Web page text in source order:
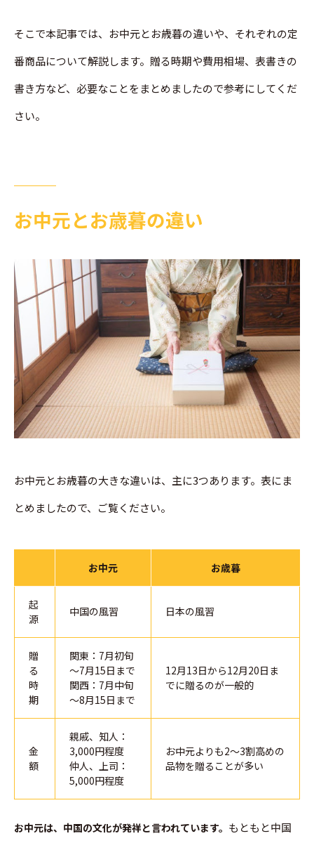
そこで本記事では、お中元とお歳暮の違いや、それぞれの定
番商品について解説します。贈る時期や費用相場、表書きの
書き方など、必要なことをまとめましたので参考にしてくだ
さい。
お中元とお歳暮の違い
お中元とお歳暮の大きな違いは、主に3つあります。表にま
とめましたので、ご覧ください。
お中元 お歳暮
起
源
中国の風習 日本の風習
贈
る
時
期
関東：7月初旬
～7月15日まで
関西：7月中旬
～8月15日まで
12月13日から12月20日ま
でに贈るのが一般的
金
額
親戚、知人：
3,000円程度
仲人、上司：
5,000円程度
お中元よりも2～3割高めの
品物を贈ることが多い
お中元は、中国の文化が発祥と言われています。 もともと中国